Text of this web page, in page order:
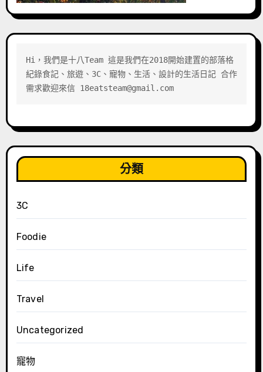
Hi，我們是十八Team 這是我們在2018開始建置的部落格
紀錄食記、旅遊、3C、寵物、生活、設計的生活日記 合作
需求歡迎來信 18eatsteam@gmail.com
分類
3C
Foodie
Life
Travel
Uncategorized
寵物